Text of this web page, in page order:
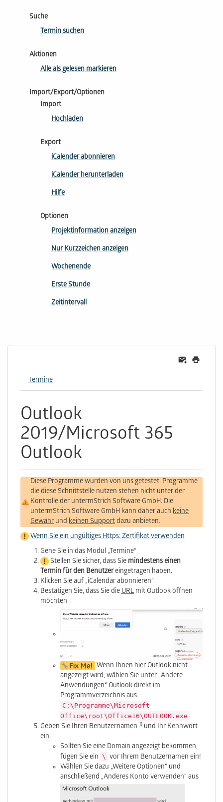
Suche
Termin suchen
Aktionen
Alle als gelesen markieren
Import/Export/Optionen
Import
Hochladen
Export
iCalender abonnieren
iCalender herunterladen
Hilfe
Optionen
Projektinformation anzeigen
Nur Kurzzeichen anzeigen
Wochenende
Erste Stunde
Zeitintervall
Termine
Outlook
2019/Microsoft 365
Outlook
Diese Programme wurden von uns getestet. Programme
die diese Schnittstelle nutzen stehen nicht unter der
Kontrolle der untermStrich Software GmbH. Die
untermStrich Software GmbH kann daher auch keine
Gewähr und keinen Supportdazu anbieten.
Wenn Sie ein ungültiges Https: Zertifikat verwenden
Gehe Sie in das Modul „Termine“
Stellen Sie sicher, dass Sie mindestens einen
Termin für den Benutzereingetragen haben.
Klicken Sie auf „iCalendar abon­nieren“
Bestätigen Sie, dass Sie dieURL mit Outlook öffnen
möchten
Wenn Ihnen hier Outlook nicht
angezeigt wird, wählen Sie unter „Andere
Anwendungen“ Outlook direkt im
Programmverzeichnis aus:
C:\Programme\Microsoft
Office\root\Office16\OUTLOOK.exe
Geben Sie Ihren Benutzernamen 1) und Ihr Kennwort
ein.
Sollten Sie eine Domain angezeigt bekommen,
fügen Sie ein \ vor Ihrem Benutzernamen ein!
Wählen Sie dazu „Weitere Optionen“ und
anschließend „Anderes Konto verwenden“ aus